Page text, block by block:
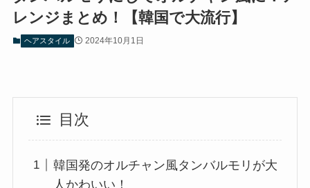
レンジまとめ！【韓国で大流行】
ヘアスタイル 2024年10月1日
目次
韓国発のオルチャン風タンバルモリが大
人かわいい！